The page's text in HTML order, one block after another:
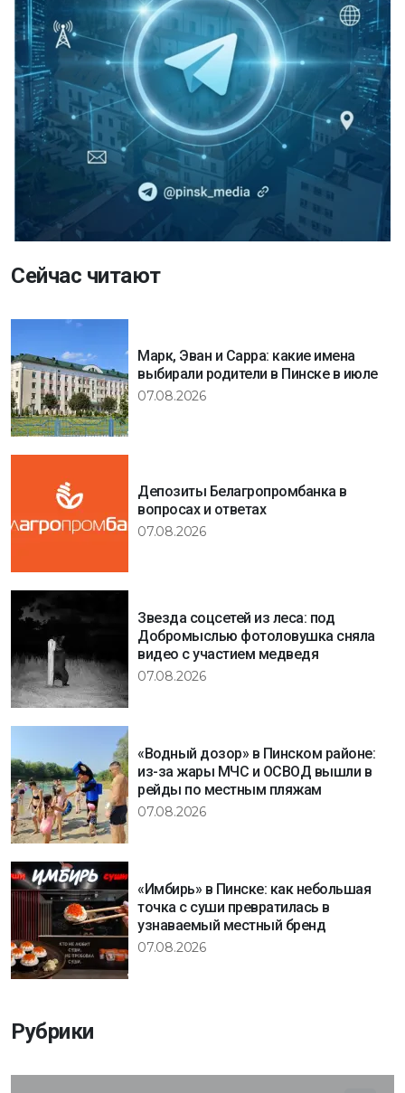
Сейчас читают
Марк, Эван и Сарра: какие имена
выбирали родители в Пинске в июле
07.08.2026
Депозиты Белагропромбанка в
вопросах и ответах
07.08.2026
Звезда соцсетей из леса: под
Добромыслью фотоловушка сняла
видео с участием медведя
07.08.2026
«Водный дозор» в Пинском районе:
из-за жары МЧС и ОСВОД вышли в
рейды по местным пляжам
07.08.2026
«Имбирь» в Пинске: как небольшая
точка с суши превратилась в
узнаваемый местный бренд
07.08.2026
Рубрики